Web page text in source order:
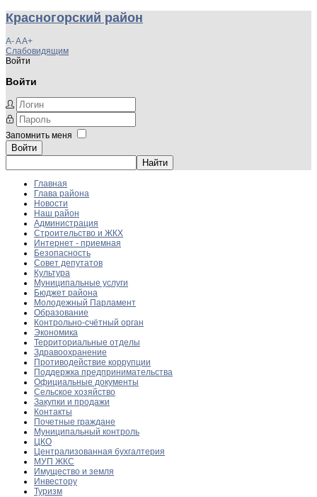
Красногорский район
A-AA+
Слабовидящим
Войти
Войти
Запомнить меня
Войти
Главная
Глава района
Новости
Наш район
Администрация
Строительство и ЖКХ
Интернет - приемная
Безопасность
Совет депутатов
Культура
Муниципальные услуги
Бюджет района
Молодежный Парламент
Образование
Контрольно-счётный орган
Экономика
Территориальные отделы
Здравоохранение
Противодействие коррупции
Поддержка предпринимательства
Официальные документы
Сельское хозяйство
Закупки и продажи
Контакты
Почетные граждане
Муниципальный контроль
ЦКО
Централизованная бухгалтерия
МУП ЖКС
Имущество и земля
Инвестору
Туризм